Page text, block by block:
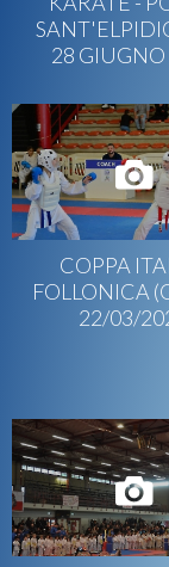
28
COPPA
FOLLONICA
22/03/